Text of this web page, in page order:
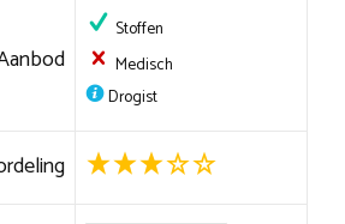
Stoffen
Medisch
Drogist